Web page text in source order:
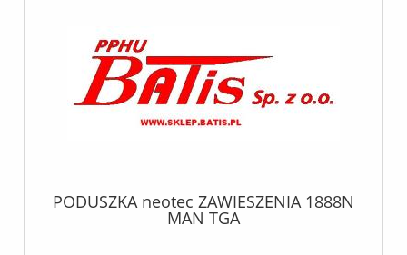
PODUSZKA neotec ZAWIESZENIA 1888N
MAN TGA